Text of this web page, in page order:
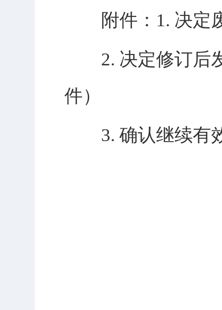
附件：1. 决定废
2. 决定修订后发
件）
3. 确认继续有效